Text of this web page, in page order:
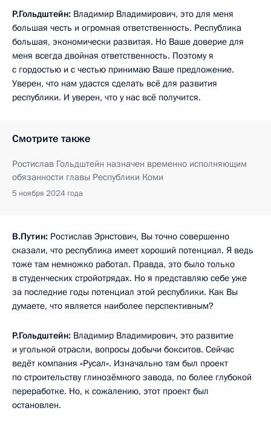
Р.Гольдштейн: Владимир Владимирович, это для меня
большая честь и огромная ответственность. Республика
большая, экономически развитая. Но Ваше доверие для
меня всегда двойная ответственность. Поэтому я
с гордостью и с честью принимаю Ваше предложение.
Уверен, что нам удастся сделать всё для развития
республики. И уверен, что у нас всё получится.
Смотрите также
Ростислав Гольдштейн назначен временно исполняющим
обязанности главы Республики Коми
5 ноября 2024 года
В.Путин: Ростислав Эрнстович, Вы точно совершенно
сказали, что республика имеет хороший потенциал. Я ведь
тоже там немножко работал. Правда, это было только
в студенческих стройотрядах. Но я представляю себе уже
за последние годы потенциал этой республики. Как Вы
думаете, что является наиболее перспективным?
Р.Гольдштейн: Владимир Владимирович, это развитие
и угольной отрасли, вопросы добычи бокситов. Сейчас
ведёт компания «Русал». Изначально там был проект
по строительству глинозёмного завода, по более глубокой
переработке. Но, к сожалению, этот проект был
остановлен.